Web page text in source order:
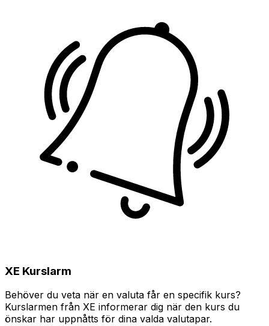
XE Kurslarm
Behöver du veta när en valuta får en specifik kurs?
Kurslarmen från XE informerar dig när den kurs du
önskar har uppnåtts för dina valda valutapar.